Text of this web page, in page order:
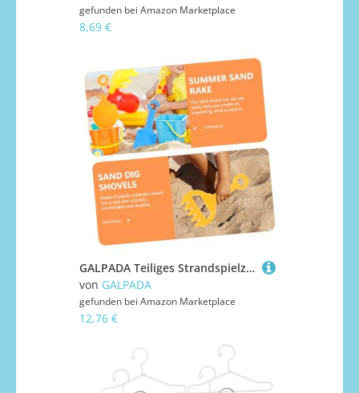
gefunden bei Amazon Marketplace
8,69 €
GALPADA Teiliges Strandspielzeug Sandspielzeug mit Sand-schaufeln Rechen Sieb und Sanduhr Bunte Kunststoff Sandwerkzeuge für Jungen und Mädchen zum Buddeln Am Strand und
von GALPADA
gefunden bei Amazon Marketplace
12,76 €